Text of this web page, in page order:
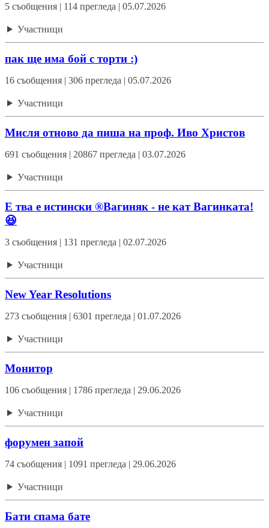
5 съобщения | 114 прегледа | 05.07.2026
Участници
пак ще има бой с торти :)
16 съобщения | 306 прегледа | 05.07.2026
Участници
Мисля отново да пиша на проф. Иво Христов
691 съобщения | 20867 прегледа | 03.07.2026
Участници
Е тва е истински ®Вагиняк - не кат Вагинката!
😆
3 съобщения | 131 прегледа | 02.07.2026
Участници
New Year Resolutions
273 съобщения | 6301 прегледа | 01.07.2026
Участници
Монитор
106 съобщения | 1786 прегледа | 29.06.2026
Участници
форумен запой
74 съобщения | 1091 прегледа | 29.06.2026
Участници
Бати спама бате